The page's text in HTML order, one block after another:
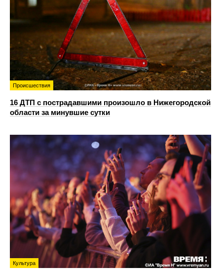
Происшествия
16 ДТП с пострадавшими произошло в Нижегородской
области за минувшие сутки
Культура